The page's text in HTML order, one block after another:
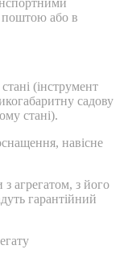
поштою або в
(інструмент
садову
стані).
навісне
з агрегатом, з його
гарантійний